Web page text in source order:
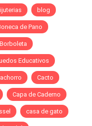
blog
de Pano
Borboleta
Educativos
Cacto
Capa de Caderno
casa de gato